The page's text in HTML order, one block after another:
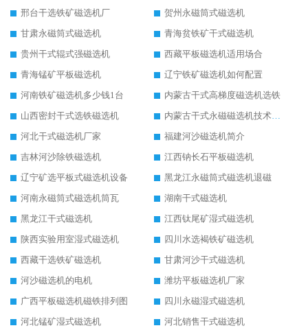
邢台干选铁矿磁选机厂
贺州永磁筒式磁选机
甘肃永磁筒式磁选机
青海贫铁矿干式磁选机
贵州干式辊式强磁选机
西藏平板磁选机适用场合
青海锰矿平板磁选机
辽宁铁矿磁选机如何配置
河南铁矿磁选机多少钱1台
内蒙古干式高梯度磁选机选铁
山西密封干式选铁磁选机
内蒙古干式永磁磁选机技术要求
河北干式磁选机厂家
福建河沙磁选机简介
吉林河沙除铁磁选机
江西钠长石平板磁选机
辽宁矿选平板式磁选机设备
黑龙江永磁筒式磁选机退磁
河南永磁筒式磁选机筒瓦
湖南干式磁选机
黑龙江干式磁选机
江西钛尾矿湿式磁选机
陕西实验用室湿式磁选机
四川水选褐铁矿磁选机
西藏干选铁矿磁选机
甘肃河沙干式磁选机
河沙磁选机的电机
潍坊平板磁选机厂家
广西平板磁选机磁铁排列图
四川永磁湿式磁选机
河北锰矿湿式磁选机
河北销售干式磁选机